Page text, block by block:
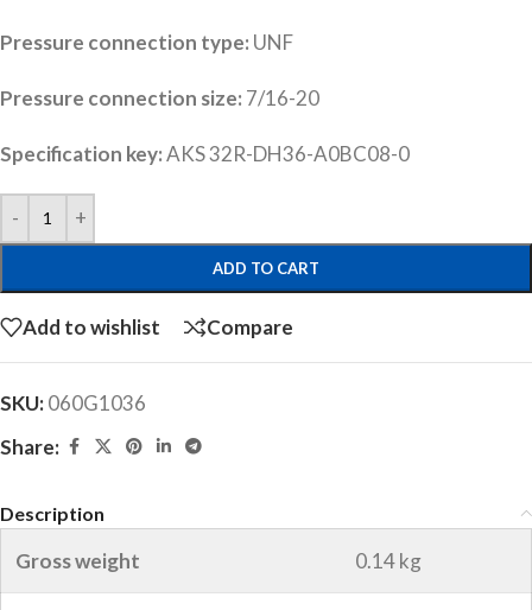
Pressure connection type: UNF
Pressure connection size: 7/16-20
Specification key:AKS 32R-DH36-A0BC08-0
ADD TO CART
Add to wishlist Compare
SKU:060G1036
Share:
Description
Gross weight 0.14 kg